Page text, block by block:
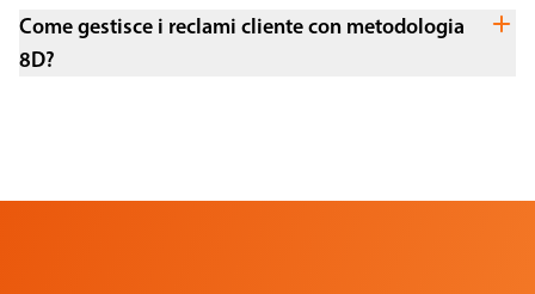
Come gestisce i reclami cliente con metodologia
8D?